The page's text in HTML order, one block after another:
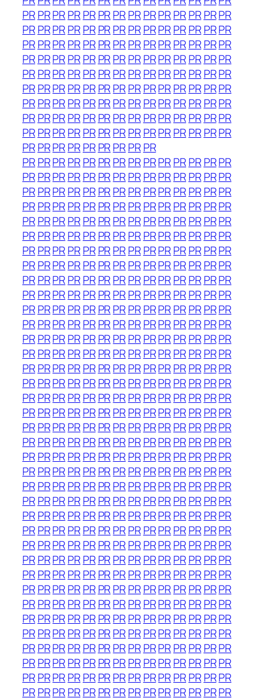
PRPRPRPRPR PRPRPRPRPRPRPR PRPR
PRPRPRPRPR PRPRPRPRPRPRPR PRPR
PRPRPRPRPR PRPRPRPRPRPRPR PRPR
PRPRPRPRPR PRPRPRPRPRPRPR PRPR
PRPRPRPRPR PRPRPRPRPRPRPR PRPR
PRPRPRPRPR PRPRPRPRPRPRPR PRPR
PRPRPRPRPR PRPRPRPRPRPRPR PRPR
PRPRPRPRPR PRPRPRPRPRPRPR PRPR
PRPRPRPRPR PRPRPRPRPRPRPR PRPR
PRPRPRPRPR PRPRPRPR
PRPRPRPRPR PRPRPRPRPRPRPR PRPR
PRPRPRPRPR PRPRPRPRPRPRPR PRPR
PRPRPRPRPR PRPRPRPRPRPRPR PRPR
PRPRPRPRPR PRPRPRPRPRPRPR PRPR
PRPRPRPRPR PRPRPRPRPRPRPR PRPR
PRPRPRPRPR PRPRPRPRPRPRPR PRPR
PRPRPRPRPR PRPRPRPRPRPRPR PRPR
PRPRPRPRPR PRPRPRPRPRPRPR PRPR
PRPRPRPRPR PRPRPRPRPRPRPR PRPR
PRPRPRPRPR PRPRPRPRPRPRPR PRPR
PRPRPRPRPR PRPRPRPRPRPRPR PRPR
PRPRPRPRPR PRPRPRPRPRPRPR PRPR
PRPRPRPRPR PRPRPRPRPRPRPR PRPR
PRPRPRPRPR PRPRPRPRPRPRPR PRPR
PRPRPRPRPR PRPRPRPRPRPRPR PRPR
PRPRPRPRPR PRPRPRPRPRPRPR PRPR
PRPRPRPRPR PRPRPRPRPRPRPR PRPR
PRPRPRPRPR PRPRPRPRPRPRPR PRPR
PRPRPRPRPR PRPRPRPRPRPRPR PRPR
PRPRPRPRPR PRPRPRPRPRPRPR PRPR
PRPRPRPRPR PRPRPRPRPRPRPR PRPR
PRPRPRPRPR PRPRPRPRPRPRPR PRPR
PRPRPRPRPR PRPRPRPRPRPRPR PRPR
PRPRPRPRPR PRPRPRPRPRPRPR PRPR
PRPRPRPRPR PRPRPRPRPRPRPR PRPR
PRPRPRPRPR PRPRPRPRPRPRPR PRPR
PRPRPRPRPR PRPRPRPRPRPRPR PRPR
PRPRPRPRPR PRPRPRPRPRPRPR PRPR
PRPRPRPRPR PRPRPRPRPRPRPR PRPR
PRPRPRPRPR PRPRPRPRPRPRPR PRPR
PRPRPRPRPR PRPRPRPRPRPRPR PRPR
PRPRPRPRPR PRPRPRPRPRPRPR PRPR
PRPRPRPRPR PRPRPRPRPRPRPR PRPR
PRPRPRPRPR PRPRPRPRPRPRPR PRPR
PRPRPRPRPR PRPRPRPRPRPRPR PRPR
PRPRPRPRPR PRPRPRPRPRPRPR PRPR
PRPRPRPRPR PRPRPRPRPRPRPR PRPR